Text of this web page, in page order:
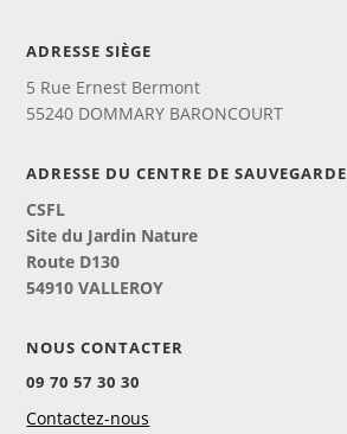
ADRESSE SIÈGE
5 Rue Ernest Bermont
55240 DOMMARY BARONCOURT
ADRESSE DU CENTRE DE SAUVEGARDE
CSFL
Site du Jardin Nature
Route D130
54910 VALLEROY
NOUS CONTACTER
09 70 57 30 30
Contactez-nous